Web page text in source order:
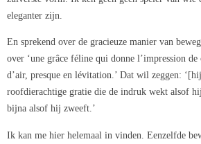
eleganter zijn.
En sprekend over de gracieuze manier van
over ‘une grâce féline qui donne l’impression de
d’air, presque en lévitation.’ Dat wil zeggen:
roofdierachtige gratie die de indruk wekt alsof
bijna alsof hij zweeft.’
Ik kan me hier helemaal in vinden. Eenzelfde